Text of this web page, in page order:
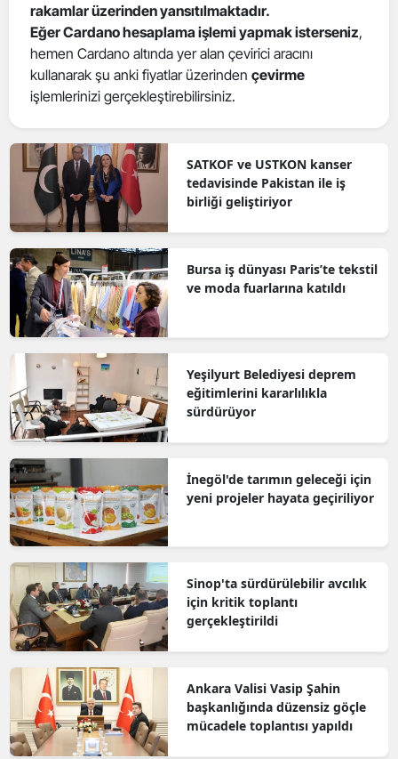
rakamlar üzerinden yansıtılmaktadır.
Eğer Cardano hesaplama işlemi yapmak isterseniz,
hemen Cardano altında yer alan çevirici aracını
kullanarak şu anki fiyatlar üzerinden çevirme
işlemlerinizi gerçekleştirebilirsiniz.
SATKOF ve USTKON kanser
tedavisinde Pakistan ile iş
birliği geliştiriyor
Bursa iş dünyası Paris’te tekstil
ve moda fuarlarına katıldı
Yeşilyurt Belediyesi deprem
eğitimlerini kararlılıkla
sürdürüyor
İnegöl'de tarımın geleceği için
yeni projeler hayata geçiriliyor
Sinop'ta sürdürülebilir avcılık
için kritik toplantı
gerçekleştirildi
Ankara Valisi Vasip Şahin
başkanlığında düzensiz göçle
mücadele toplantısı yapıldı